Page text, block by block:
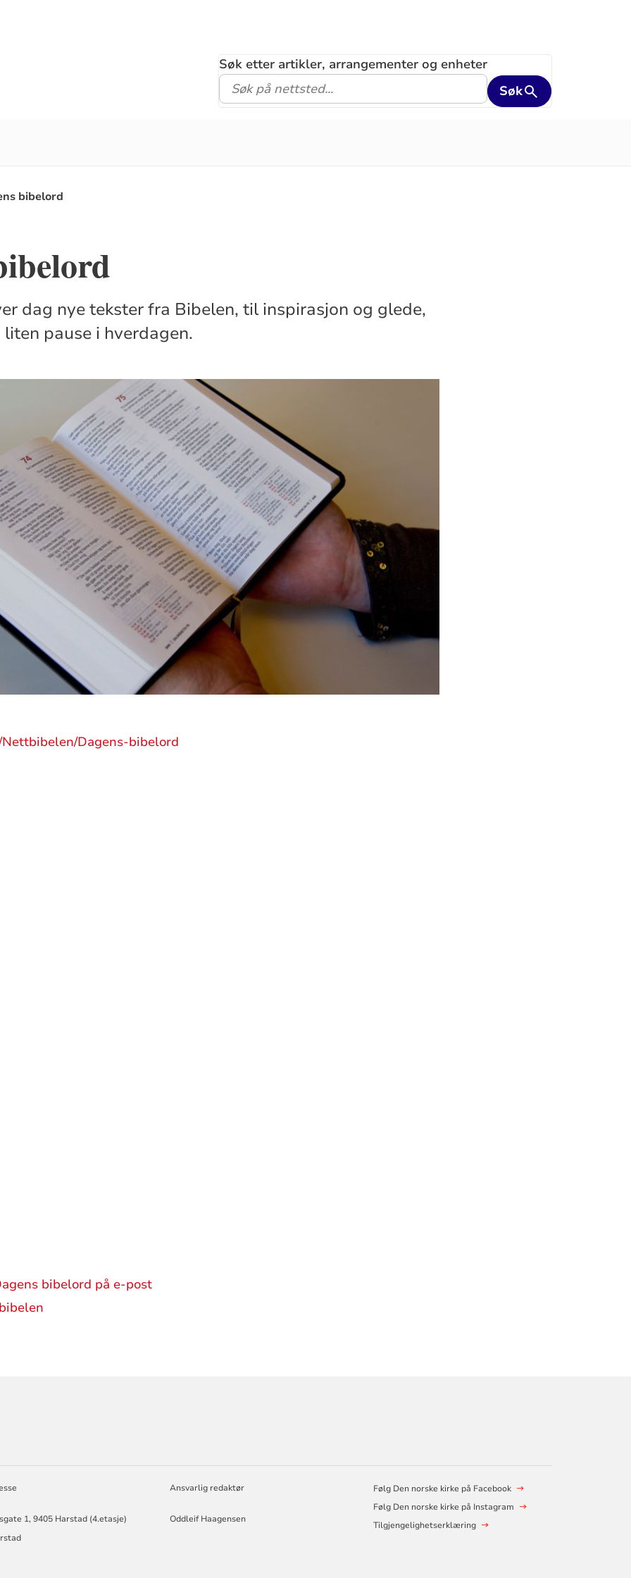
Søk etter artikler, arrangementer og enheter
Søk
bibelord
dag nye tekster fra Bibelen, til inspirasjon og glede,
pause i hverdagen.
Dagens-bibelord
bibelord på e-post
1, 9405 Harstad (4.etasje)
Ansvarlig redaktør
Oddleif Haagensen
Følg Den norske kirke på Facebook
Følg Den norske kirke på Instagram
Tilgjengelighetserklæring